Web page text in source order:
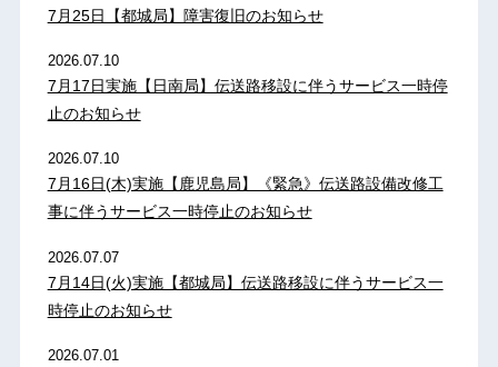
7月25日【都城局】障害復旧のお知らせ
2026.07.10
7月17日実施【日南局】伝送路移設に伴うサービス一時停
止のお知らせ
2026.07.10
7月16日(木)実施【鹿児島局】《緊急》伝送路設備改修工
事に伴うサービス一時停止のお知らせ
2026.07.07
7月14日(火)実施【都城局】伝送路移設に伴うサービス一
時停止のお知らせ
2026.07.01